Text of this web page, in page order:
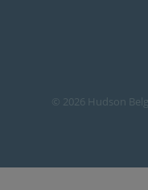
© 2026 Hudson